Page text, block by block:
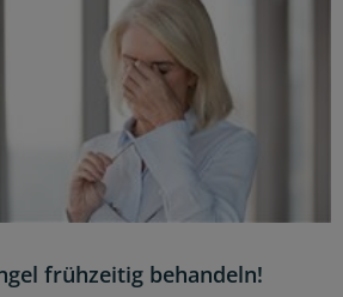
frühzeitig behandeln!